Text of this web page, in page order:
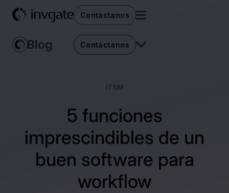
Contáctanos
Contáctanos
ITSM
5 funciones
imprescindibles de un
buen software para
workflow